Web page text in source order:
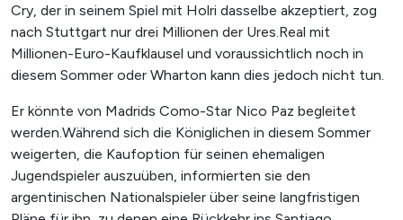
Cry, der in seinem Spiel mit Holri dasselbe akzeptiert, zog
nach Stuttgart nur drei Millionen der Ures.Real mit
Millionen-Euro-Kaufklausel und voraussichtlich noch in
diesem Sommer oder Wharton kann dies jedoch nicht tun.
Er könnte von Madrids Como-Star Nico Paz begleitet
werden.Während sich die Königlichen in diesem Sommer
weigerten, die Kaufoption für seinen ehemaligen
Jugendspieler auszuüben, informierten sie den
argentinischen Nationalspieler über seine langfristigen